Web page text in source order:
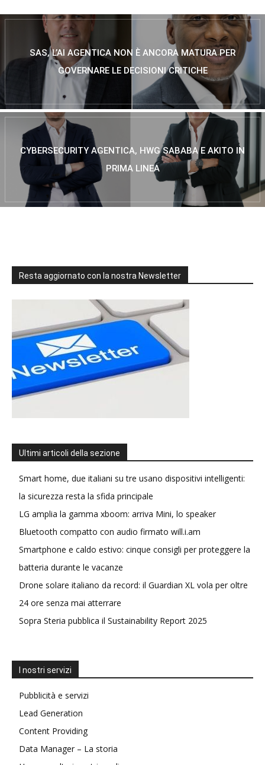
SAS, L’AI AGENTICA NON È ANCORA MATURA PER
GOVERNARE LE DECISIONI CRITICHE
CYBERSECURITY AGENTICA, HWG SABABA E AKITO IN
PRIMA LINEA
Resta aggiornato con la nostra Newsletter
Ultimi articoli della sezione
Smart home, due italiani su tre usano dispositivi intelligenti:
la sicurezza resta la sfida principale
LG amplia la gamma xboom: arriva Mini, lo speaker
Bluetooth compatto con audio firmato will.i.am
Smartphone e caldo estivo: cinque consigli per proteggere la
batteria durante le vacanze
Drone solare italiano da record: il Guardian XL vola per oltre
24 ore senza mai atterrare
Sopra Steria pubblica il Sustainability Report 2025
I nostri servizi
Pubblicità e servizi
Lead Generation
Content Providing
Data Manager – La storia